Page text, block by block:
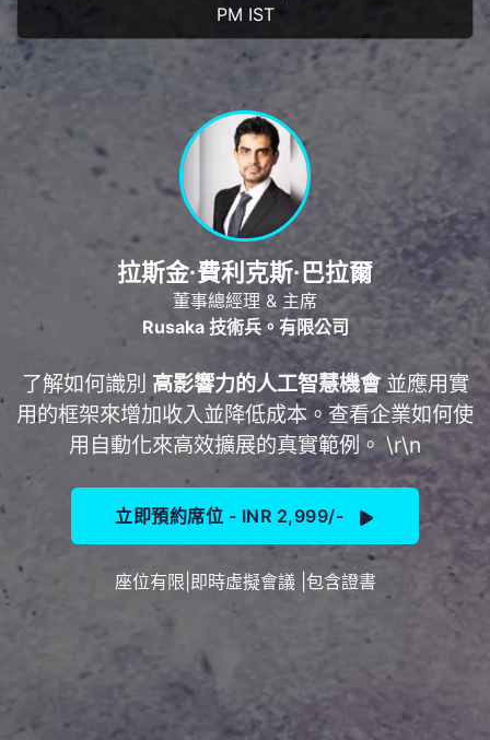
PM IST
拉斯金·費利克斯·巴拉爾
董事總經理 & 主席
Rusaka 技術兵。有限公司
了解如何識別 高影響力的人工智慧機會 並應用實
用的框架來增加收入並降低成本。查看企業如何使
用自動化來高效擴展的真實範例。 \r\n
立即預約席位 - INR 2,999/-
座位有限|即時虛擬會議 |包含證書